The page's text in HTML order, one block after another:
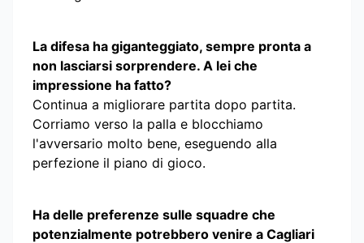
La difesa ha giganteggiato, sempre pronta a
non lasciarsi sorprendere. A lei che
impressione ha fatto?
Continua a migliorare partita dopo partita.
Corriamo verso la palla e blocchiamo
l'avversario molto bene, eseguendo alla
perfezione il piano di gioco.
Ha delle preferenze sulle squadre che
potenzialmente potrebbero venire a Cagliari